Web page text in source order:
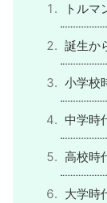
トルマ
誕生か
小学校
中学時
高校時
大学時